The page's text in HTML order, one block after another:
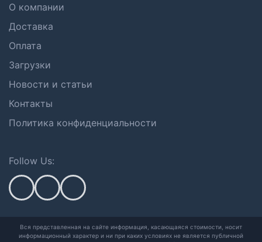
О компании
Доставка
Оплата
Загрузки
Новости и статьи
Контакты
Политика конфиденциальности
Follow Us:
Вся представленная на сайте информация, касающаяся стоимости, носит
информационный характер и ни при каких условиях не является публичной